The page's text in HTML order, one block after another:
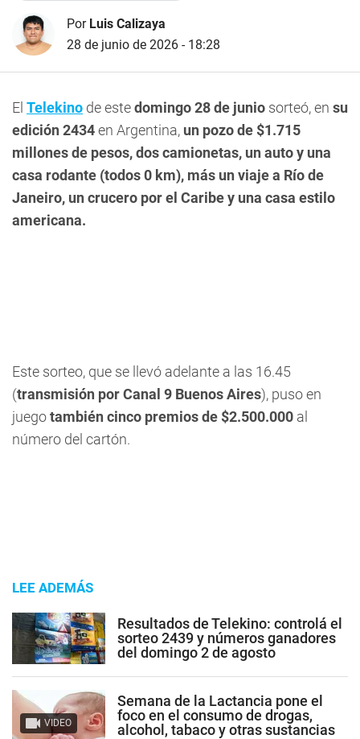
Por Luis Calizaya
28 de junio de 2026 - 18:28
El Telekino de estedomingo 28 de junio sorteó, en su
edición 2434en Argentina, un pozo de $1.715
millones de pesos, dos camionetas, un auto y una
casa rodante (todos 0 km), más un viaje a Río de
Janeiro, un crucero por el Caribe y una casa estilo
americana.
Este sorteo, que se llevó adelante a las 16.45
(transmisión por Canal 9 Buenos Aires), puso en
juegotambién cinco premios de $2.500.000 al
número del cartón.
LEE ADEMÁS
Resultados de Telekino: controlá el
sorteo 2439 y números ganadores
del domingo 2 de agosto
VIDEO
Semana de la Lactancia pone el
foco en el consumo de drogas,
alcohol, tabaco y otras sustancias